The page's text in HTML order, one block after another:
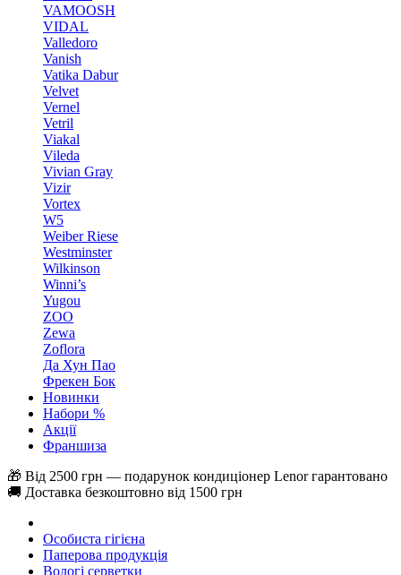
VAMOOSH
VIDAL
Valledoro
Vanish
Vatika Dabur
Velvet
Vernel
Vetril
Viakal
Vileda
Vivian Gray
Vizir
Vortex
W5
Weiber Riese
Westminster
Wilkinson
Winni’s
Yugou
ZOO
Zewa
Zoflora
Да Хун Пао
Фрекен Бок
Новинки
Набори %
Акції
Франшиза
🎁 Від 2500 грн — подарунок кондиціонер Lenor гарантовано
🚚 Доставка безкоштовно від 1500 грн
Особиста гігієна
Паперова продукція
Вологі серветки